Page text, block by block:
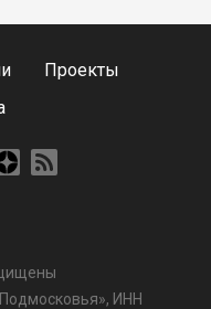
Проекты
ИНН